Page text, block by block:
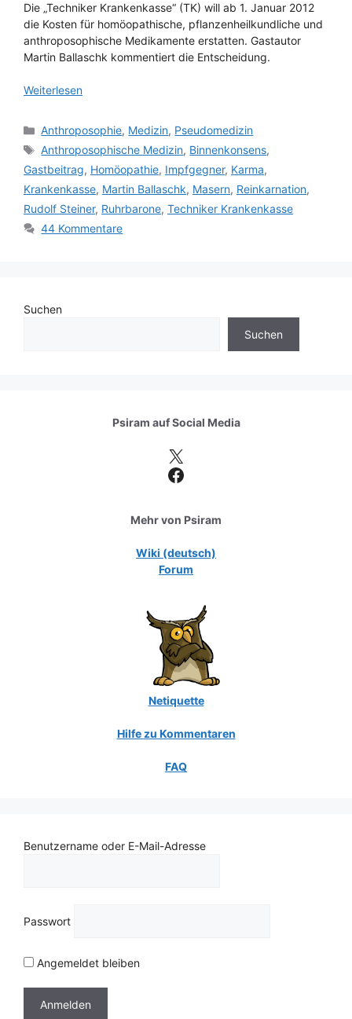
Die „Techniker Krankenkasse“ (TK) will ab 1. Januar 2012
die Kosten für homöopathische, pflanzenheilkundliche und
anthroposophische Medikamente erstatten. Gastautor
Martin Ballaschk kommentiert die Entscheidung.
Weiterlesen
Kategorien
Anthroposophie, Medizin, Pseudomedizin
Schlagwörter
Anthroposophische Medizin, Binnenkonsens,
Gastbeitrag, Homöopathie, Impfgegner, Karma,
Krankenkasse, Martin Ballaschk, Masern, Reinkarnation,
Rudolf Steiner, Ruhrbarone, Techniker Krankenkasse
44 Kommentare
Suchen
Suchen
Psiram aufSocial Media
X
Facebook
Mehr von Psiram
Wiki (deutsch)
Forum
Netiquette
Hilfe zu Kommentaren
FAQ
Benutzername oder E-Mail-Adresse
Passwort
Angemeldet bleiben